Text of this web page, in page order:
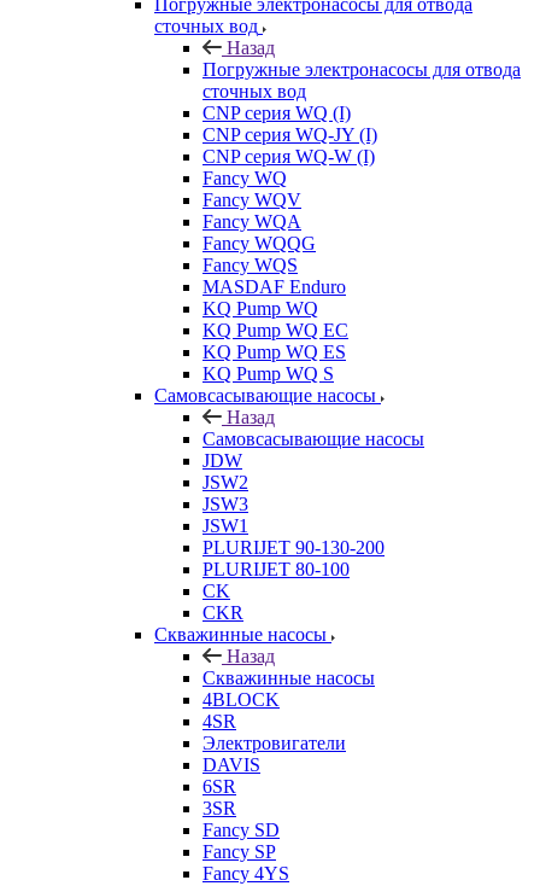
сточных вод
Назад
Погружные электронасосы для отвода
сточных вод
CNP серия WQ (I)
CNP серия WQ-JY (I)
CNP серия WQ-W (I)
Fancy WQ
Fancy WQV
Fancy WQA
Fancy WQQG
Fancy WQS
MASDAF Enduro
KQ Pump WQ
KQ Pump WQ EC
KQ Pump WQ ES
KQ Pump WQ S
Самовсасывающие насосы
Назад
Самовсасывающие насосы
JDW
JSW2
JSW3
JSW1
PLURIJET 90-130-200
PLURIJET 80-100
CK
CKR
Скважинные насосы
Назад
Скважинные насосы
4BLOCK
4SR
Электровигатели
DAVIS
6SR
3SR
Fancy SD
Fancy SP
Fancy 4YS